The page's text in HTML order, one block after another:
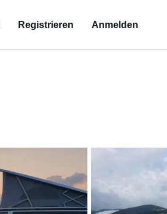
Registrieren Anmelden